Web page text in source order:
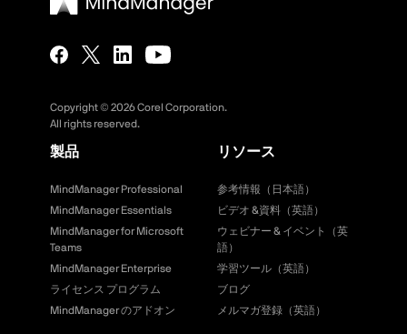
Copyright © 2026Corel Corporation.
All rights reserved.
製品
MindManager Professional
MindManager Essentials
MindManager for Microsoft
Teams
MindManager Enterprise
ライセンス プログラム
MindManager のアドオン
リソース
参考情報（日本語）
ビデオ &資料（英語）
ウェビナー & イベント（英
語）
学習ツール（英語）
ブログ
メルマガ登録（英語）